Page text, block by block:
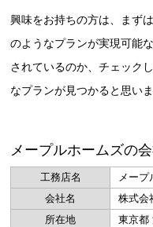
興味をお持ちの方は、まず
のようなプランが実現可能
されているのか、チェック
なプランが見つかると思いま
メープルホームズの
工務店名
メープ
会社名
株式会
所在地
東京都